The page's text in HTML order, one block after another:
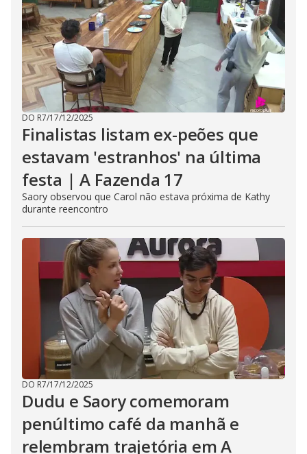
DO R7/17/12/2025
Finalistas listam ex-peões que
estavam 'estranhos' na última
festa | A Fazenda 17
Saory observou que Carol não estava próxima de Kathy
durante reencontro
DO R7/17/12/2025
Dudu e Saory comemoram
penúltimo café da manhã e
relembram trajetória em A